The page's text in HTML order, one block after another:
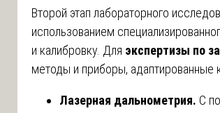
Второй этап лабораторного
использованием
и калибровку. Для экспертизы по
методы и приборы, адаптированные
Лазерная дальнометрия. С